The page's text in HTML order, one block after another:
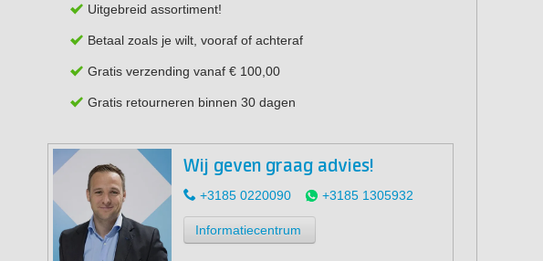
Uitgebreid assortiment!
Betaal zoals je wilt, vooraf of achteraf
Gratis verzending vanaf € 100,00
Gratis retourneren binnen 30 dagen
Wij geven graag advies!
+3185 0220090 +3185 1305932
Informatiecentrum